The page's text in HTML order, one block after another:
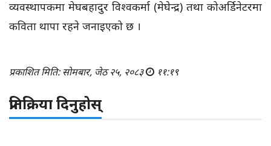
व्यवस्थापकमा मेघबहादुर विश्वकर्मा (मेघेन्द्र) तथा कोअर्डिनेटरमा
कविता थापा रहने जनाइएको छ ।
प्रकाशित मिति: सोमबार, जेठ २५, २०८३ ११:१९
प्रतिक्रिया दिनुहोस्